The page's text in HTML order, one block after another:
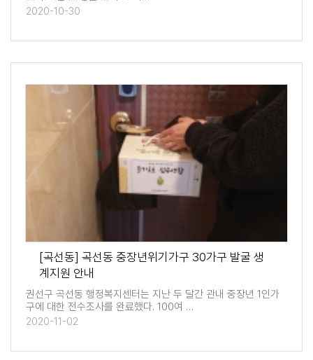
2020-10-30
[곡선동] 곡선동 중장년위기가구 30가구 발굴 생
계지원 안내
권선구 곡선동 행정복지센터는 지난 두 달간 관내 중장년 1인가
구에 대한 전수조사를 완료했다. 100여 …
2020-11-02